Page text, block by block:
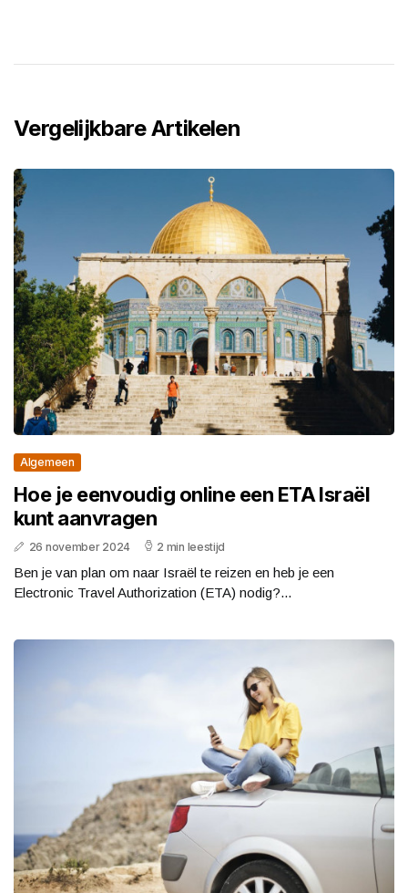
Vergelijkbare Artikelen
Algemeen
Hoe je eenvoudig online een ETA Israël
kunt aanvragen
26 november 2024 2 min leestijd
Ben je van plan om naar Israël te reizen en heb je een
Electronic Travel Authorization (ETA) nodig?...